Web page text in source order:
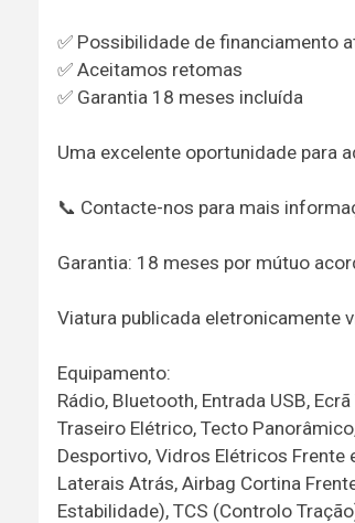
✅ Possibilidade de financiamento
✅ Aceitamos retomas
✅ Garantia 18 meses incluída
Uma excelente oportunidade para
📞 Contacte-nos para mais
Garantia: 18 meses por mútuo
Viatura publicada eletronicamente
Equipamento:
Rádio, Bluetooth, Entrada USB,
Traseiro Elétrico, Tecto
Desportivo, Vidros Elétricos Frente
Laterais Atrás, Airbag Cortina
Estabilidade), TCS (Controlo